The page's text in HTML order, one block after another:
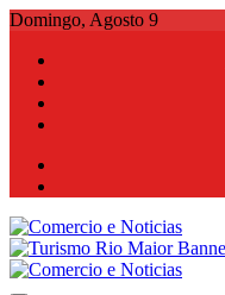
Skip
content
Domingo, Agosto 9
Comercio e Noticias
Notícias e Publicidade Online